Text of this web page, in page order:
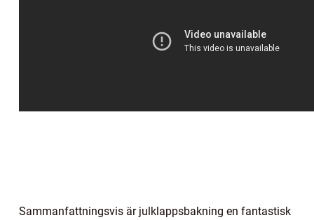
Sammanfattningsvis är julklappsbakning en fantastisk